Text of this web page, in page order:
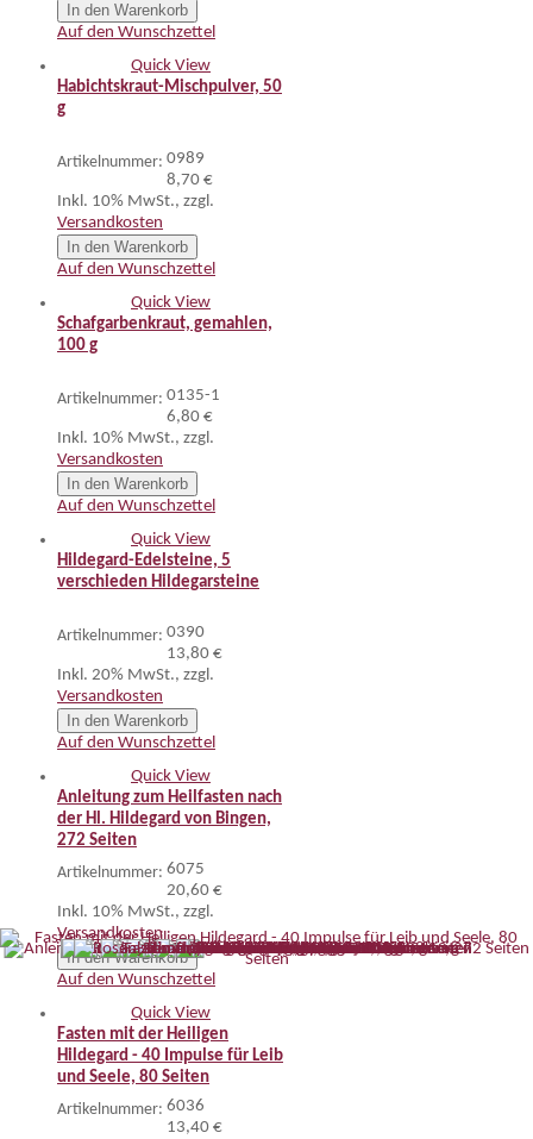
In den Warenkorb
Auf den Wunschzettel
Quick View
Habichtskraut-Mischpulver, 50
g
Artikelnummer: 0989
8,70 €
Inkl. 10% MwSt., zzgl.
Versandkosten
In den Warenkorb
Auf den Wunschzettel
Quick View
Schafgarbenkraut, gemahlen,
100 g
Artikelnummer: 0135-1
6,80 €
Inkl. 10% MwSt., zzgl.
Versandkosten
In den Warenkorb
Auf den Wunschzettel
Quick View
Hildegard-Edelsteine, 5
verschieden Hildegarsteine
Artikelnummer: 0390
13,80 €
Inkl. 20% MwSt., zzgl.
Versandkosten
In den Warenkorb
Auf den Wunschzettel
Quick View
Anleitung zum Heilfasten nach
der Hl. Hildegard von Bingen,
272 Seiten
Artikelnummer: 6075
20,60 €
Inkl. 10% MwSt., zzgl.
Versandkosten
In den Warenkorb
Auf den Wunschzettel
Quick View
Fasten mit der Heiligen
Hildegard - 40 Impulse für Leib
und Seele, 80 Seiten
Artikelnummer: 6036
13,40 €